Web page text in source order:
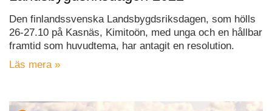
Den finlandssvenska Landsbygdsriksdagen, som hölls
26-27.10 på Kasnäs, Kimitoön, med unga och en hållbar
framtid som huvudtema, har antagit en resolution.
Läs mera »